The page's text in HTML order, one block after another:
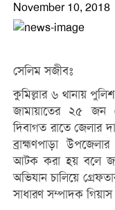
November 10, 2018
সেলিম সজীবঃ
কুমিল্লার ৬ থানায়
জামায়াতের ২৫ জন
দিবাগত রাতে জেলার
ব্রাহ্মণপাড়া
আটক করা হয় বলে
অভিযান চালিয়ে
সাধারণ সম্পাদক গিয়াস